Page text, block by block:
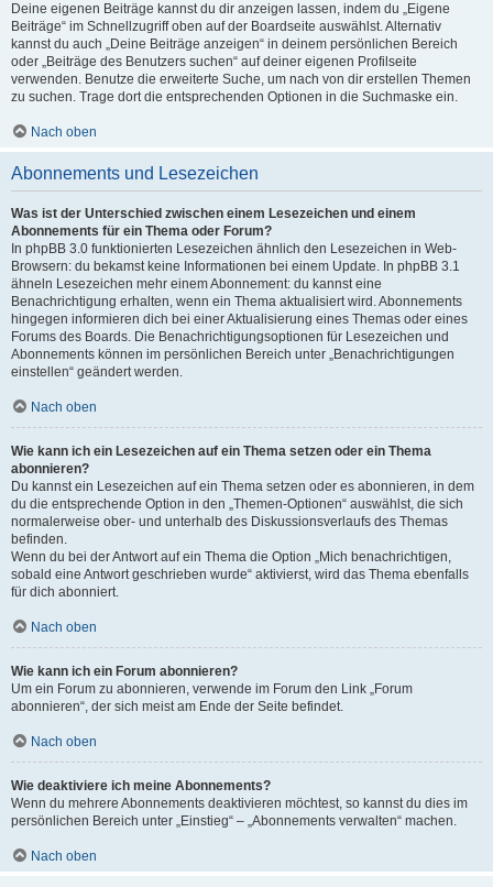
Deine eigenen Beiträge kannst du dir anzeigen lassen, indem du „Eigene
Beiträge“ im Schnellzugriff oben auf der Boardseite auswählst. Alternativ
kannst du auch „Deine Beiträge anzeigen“ in deinem persönlichen Bereich
oder „Beiträge des Benutzers suchen“ auf deiner eigenen Profilseite
verwenden. Benutze die erweiterte Suche, um nach von dir erstellen Themen
zu suchen. Trage dort die entsprechenden Optionen in die Suchmaske ein.
Nach oben
Abonnements und Lesezeichen
Was ist der Unterschied zwischen einem Lesezeichen und einem
Abonnements für ein Thema oder Forum?
In phpBB 3.0 funktionierten Lesezeichen ähnlich den Lesezeichen in Web-
Browsern: du bekamst keine Informationen bei einem Update. In phpBB 3.1
ähneln Lesezeichen mehr einem Abonnement: du kannst eine
Benachrichtigung erhalten, wenn ein Thema aktualisiert wird. Abonnements
hingegen informieren dich bei einer Aktualisierung eines Themas oder eines
Forums des Boards. Die Benachrichtigungsoptionen für Lesezeichen und
Abonnements können im persönlichen Bereich unter „Benachrichtigungen
einstellen“ geändert werden.
Nach oben
Wie kann ich ein Lesezeichen auf ein Thema setzen oder ein Thema
abonnieren?
Du kannst ein Lesezeichen auf ein Thema setzen oder es abonnieren, in dem
du die entsprechende Option in den „Themen-Optionen“ auswählst, die sich
normalerweise ober- und unterhalb des Diskussionsverlaufs des Themas
befinden.
Wenn du bei der Antwort auf ein Thema die Option „Mich benachrichtigen,
sobald eine Antwort geschrieben wurde“ aktivierst, wird das Thema ebenfalls
für dich abonniert.
Nach oben
Wie kann ich ein Forum abonnieren?
Um ein Forum zu abonnieren, verwende im Forum den Link „Forum
abonnieren“, der sich meist am Ende der Seite befindet.
Nach oben
Wie deaktiviere ich meine Abonnements?
Wenn du mehrere Abonnements deaktivieren möchtest, so kannst du dies im
persönlichen Bereich unter „Einstieg“ – „Abonnements verwalten“ machen.
Nach oben